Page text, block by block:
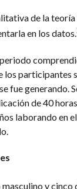
de la teoría
en los datos.
participantes
fue generando.
de 40
laborando en
y cinco